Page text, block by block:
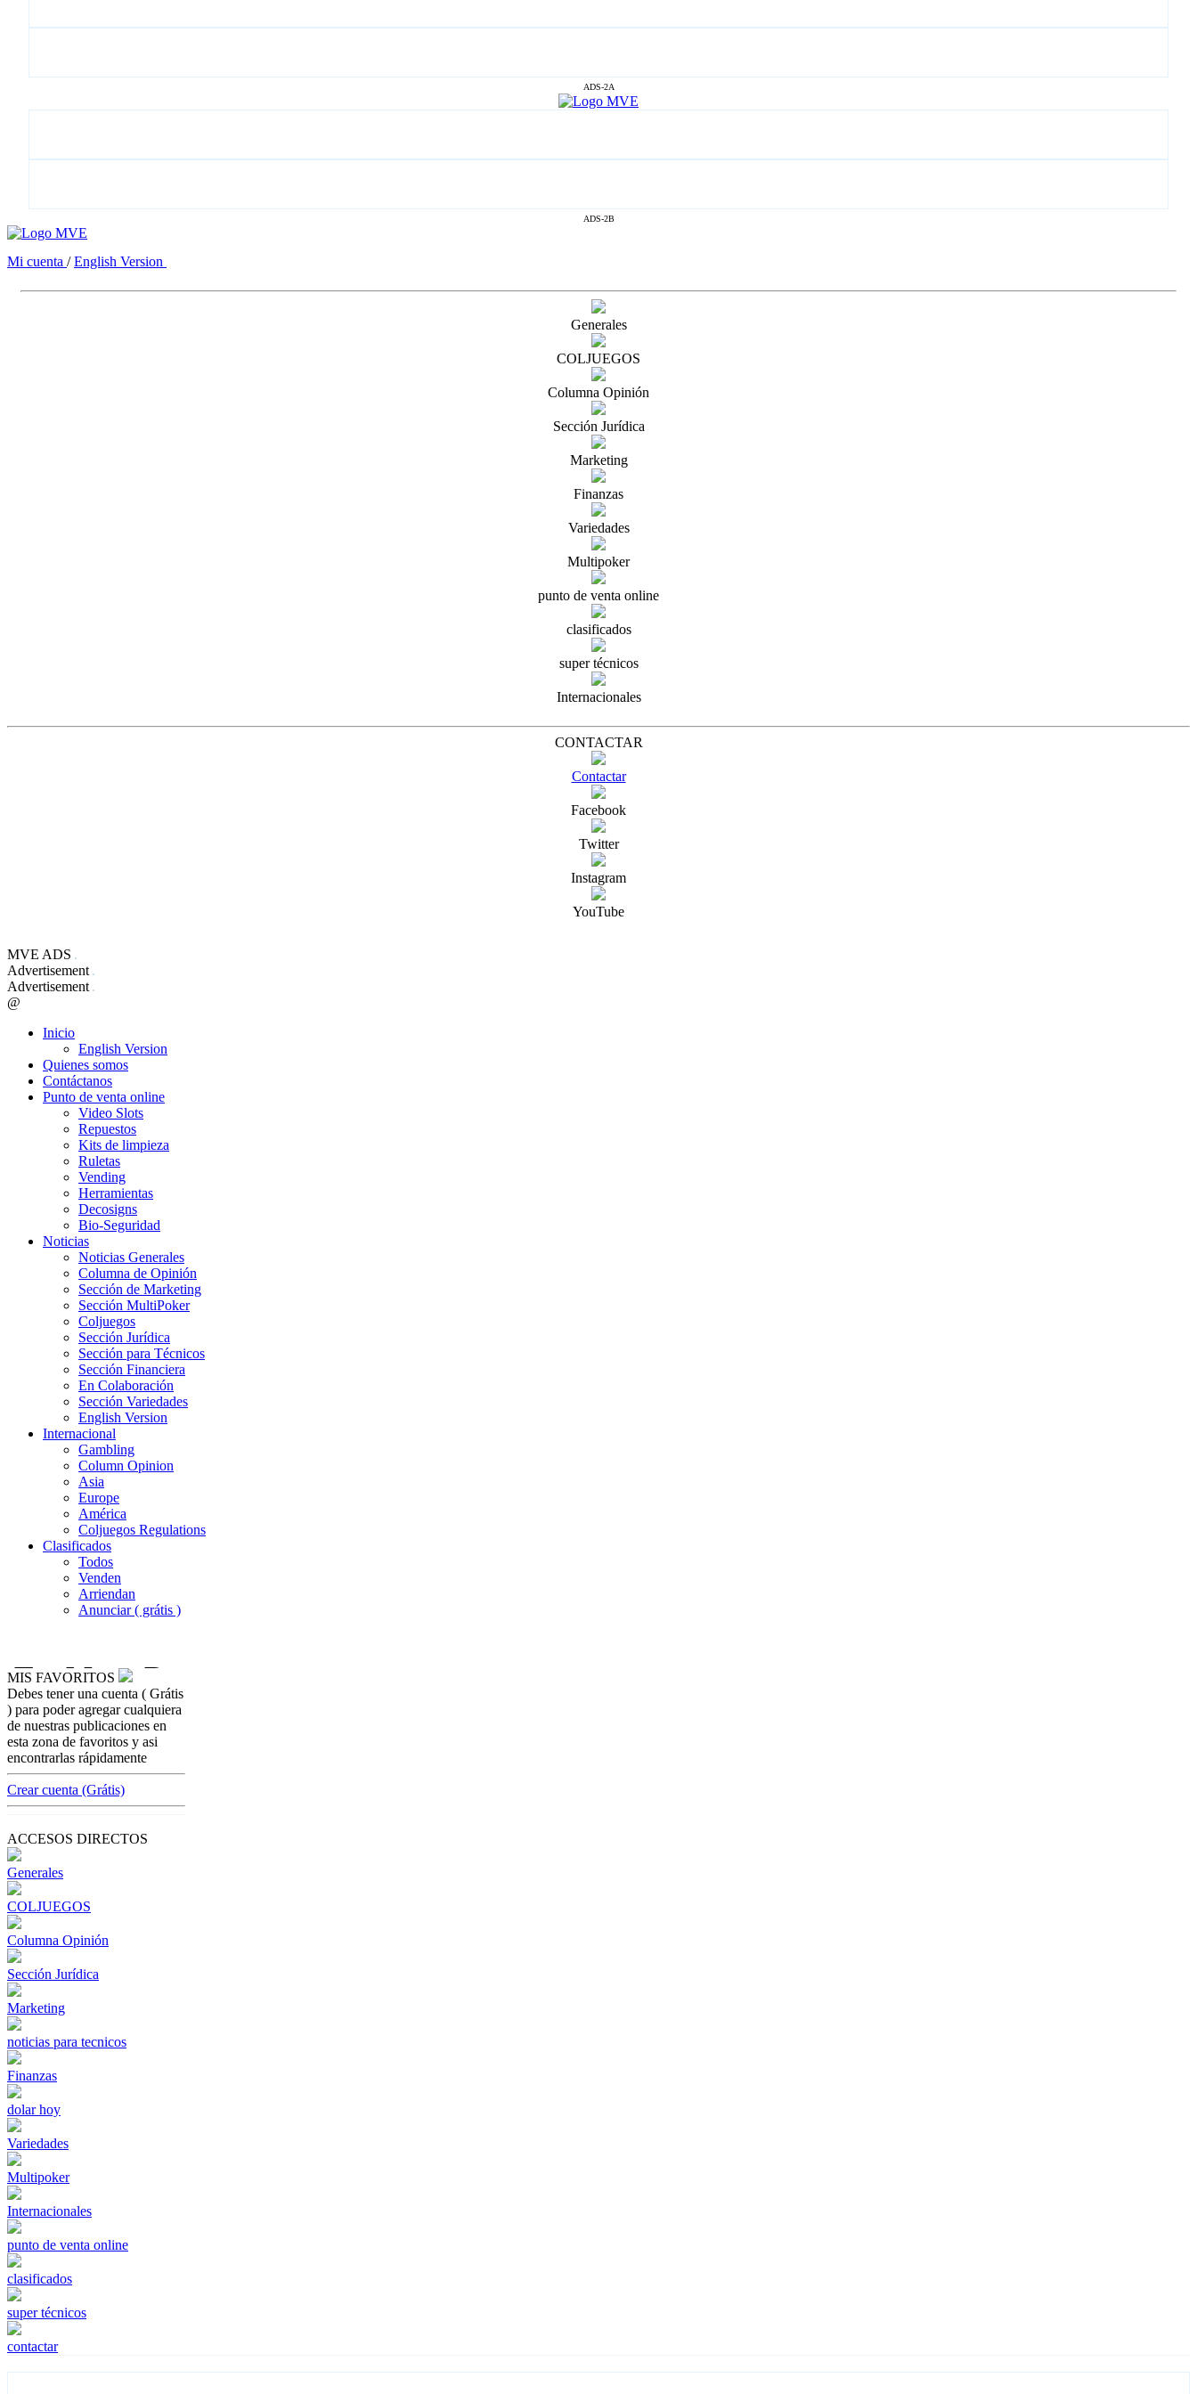
ADS-2A
ADS-2B
Mi cuenta /English Version
Generales
COLJUEGOS
Columna Opinión
Sección Jurídica
Marketing
Finanzas
Variedades
Multipoker
punto de venta online
clasificados
super técnicos
Internacionales
CONTACTAR
Contactar
Facebook
Twitter
Instagram
YouTube
MVE ADS
Advertisement
Advertisement
@
Inicio
English Version
Quienes somos
Contáctanos
Punto de venta online
Video Slots
Repuestos
Kits de limpieza
Ruletas
Vending
Herramientas
Decosigns
Bio-Seguridad
Noticias
Noticias Generales
Columna de Opinión
Sección de Marketing
Sección MultiPoker
Coljuegos
Sección Jurídica
Sección para Técnicos
Sección Financiera
En Colaboración
Sección Variedades
English Version
Internacional
Gambling
Column Opinion
Asia
Europe
América
Coljuegos Regulations
Clasificados
Todos
Venden
Arriendan
Anunciar ( grátis )
MIS FAVORITOS
Debes tener una cuenta ( Grátis
) para poder agregar cualquiera
de nuestras publicaciones en
esta zona de favoritos y asi
encontrarlas rápidamente
Crear cuenta (Grátis)
ACCESOS DIRECTOS
Generales
COLJUEGOS
Columna Opinión
Sección Jurídica
Marketing
noticias para tecnicos
Finanzas
dolar hoy
Variedades
Multipoker
Internacionales
punto de venta online
clasificados
super técnicos
contactar